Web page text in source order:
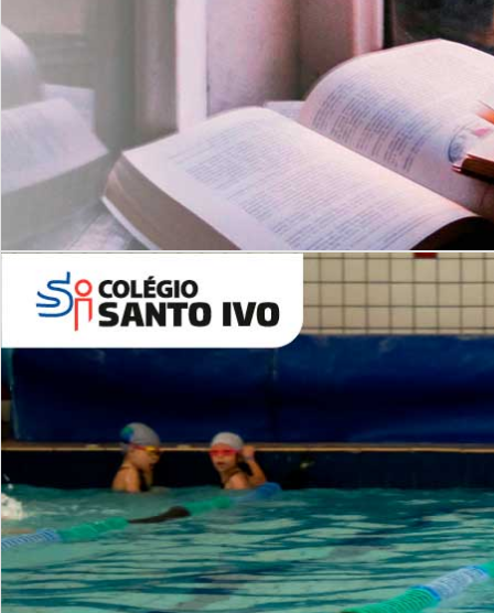
Leituras Literárias
6º AO 9º ANO FUNDAMENTAL
Inglês: Turmas Reduzidas
(Proficiência)
ALUNOS NOVOS
Entre em Contato